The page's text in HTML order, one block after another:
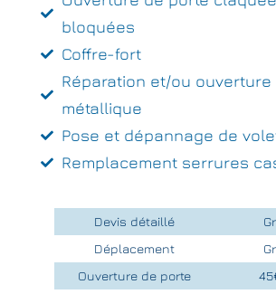
bloquées
Coffre-fort
Réparation et/ou
métallique
Pose et dépannage de
Remplacement serrures
Devis détaillé
Déplacement
Ouverture de porte